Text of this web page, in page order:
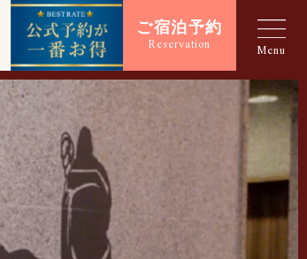
ご宿泊予約
Reservation Menu